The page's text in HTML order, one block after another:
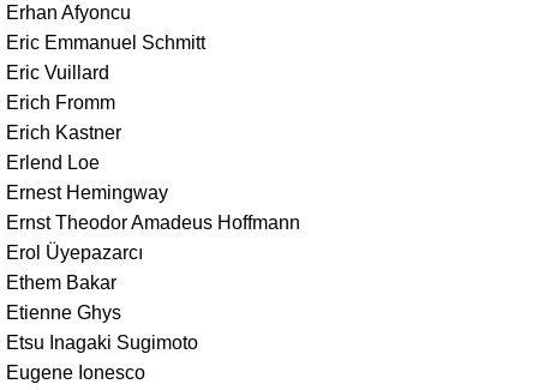
Erhan Afyoncu
Eric Emmanuel Schmitt
Eric Vuillard
Erich Fromm
Erich Kastner
Erlend Loe
Ernest Hemingway
Ernst Theodor Amadeus Hoffmann
Erol Üyepazarcı
Ethem Bakar
Etienne Ghys
Etsu Inagaki Sugimoto
Eugene Ionesco